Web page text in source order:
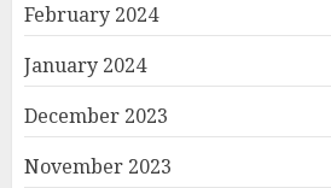
February 2024
January 2024
December 2023
November 2023